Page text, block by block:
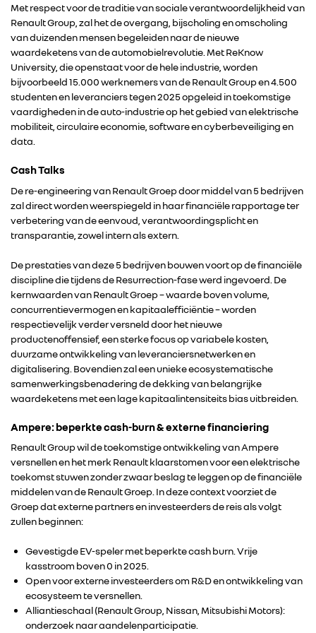
Met respect voor de traditie van sociale verantwoordelijkheid van
Renault Group, zal het de overgang, bijscholing en omscholing
van duizenden mensen begeleiden naar de nieuwe
waardeketens van de automobielrevolutie. Met ReKnow
University, die openstaat voor de hele industrie, worden
bijvoorbeeld 15.000 werknemers van de Renault Group en 4.500
studenten en leveranciers tegen 2025 opgeleid in toekomstige
vaardigheden in de auto-industrie op het gebied van elektrische
mobiliteit, circulaire economie, software en cyberbeveiliging en
data.
Cash Talks
De re-engineering van Renault Groep door middel van 5 bedrijven
zal direct worden weerspiegeld in haar financiële rapportage ter
verbetering van de eenvoud, verantwoordingsplicht en
transparantie, zowel intern als extern.
De prestaties van deze 5 bedrijven bouwen voort op de financiële
discipline die tijdens de Resurrection-fase werd ingevoerd. De
kernwaarden van Renault Groep – waarde boven volume,
concurrentievermogen en kapitaalefficiëntie – worden
respectievelijk verder versneld door het nieuwe
productenoffensief, een sterke focus op variabele kosten,
duurzame ontwikkeling van leveranciersnetwerken en
digitalisering. Bovendien zal een unieke ecosystematische
samenwerkingsbenadering de dekking van belangrijke
waardeketens met een lage kapitaalintensiteits bias uitbreiden.
Ampere: beperkte cash-burn & externe financiering
Renault Group wil de toekomstige ontwikkeling van Ampere
versnellen en het merk Renault klaarstomen voor een elektrische
toekomst stuwen zonder zwaar beslag te leggen op de financiële
middelen van de Renault Groep. In deze context voorziet de
Groep dat externe partners en investeerders de reis als volgt
zullen beginnen:
Gevestigde EV-speler met beperkte cash burn. Vrije
kasstroom boven 0 in 2025.
Open voor externe investeerders om R&D en ontwikkeling van
ecosysteem te versnellen.
Alliantieschaal (Renault Group, Nissan, Mitsubishi Motors):
onderzoek naar aandelenparticipatie.